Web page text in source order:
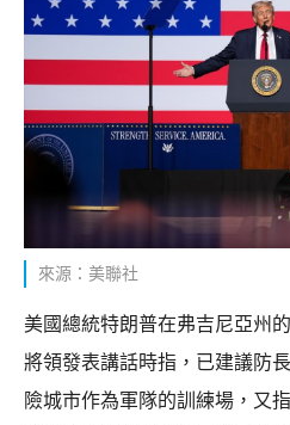
來源：美聯社
美國總統特朗普在弗吉尼亞州
將領發表講話時指，已建議防
險城市作為軍隊的訓練場，又